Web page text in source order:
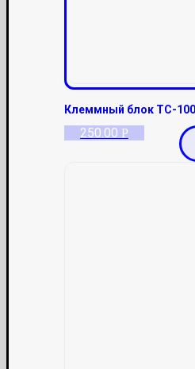
Клеммный блок ТС-
250.00 Р